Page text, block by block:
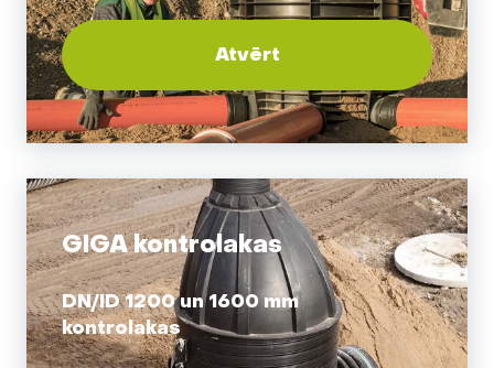
Atvērt
GIGA kontrolakas
DN/ID 1200 un 1600 mm
kontrolakas